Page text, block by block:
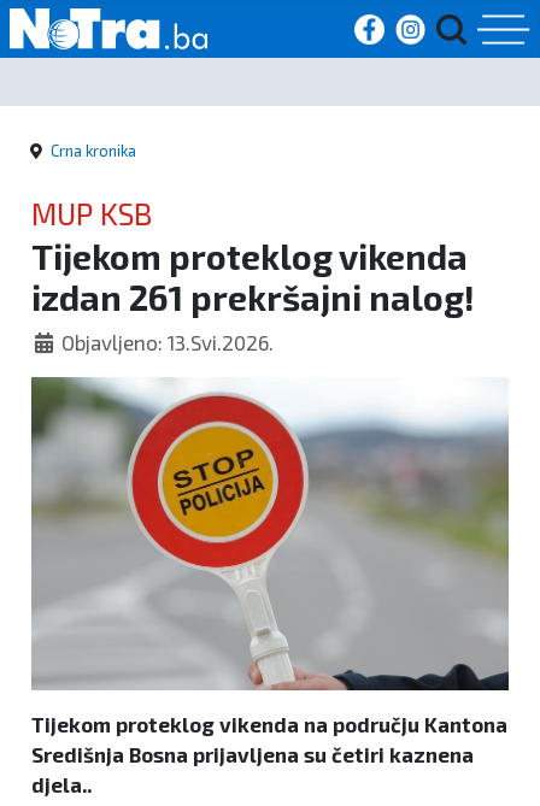
Početna
Vijesti
Sport
Kultura
Crna
kronika
Politika
Zanimljivosti
Crna kronika
MUP KSB
Tijekom proteklog vikenda
izdan 261 prekršajni nalog!
Objavljeno: 13.Svi.2026.
Tijekom proteklog vikenda na području Kantona
Središnja Bosna prijavljena su četiri kaznena
djela..